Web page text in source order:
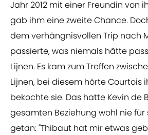
Jahr 2012 mit einer Freundin von
gab ihm eine zweite Chance.
dem verhängnisvollen Trip nach
passierte, was niemals hätte
Lijnen. Es kam zum Treffen
Lijnen, bei diesem hörte Courtois
bekochte sie. Das hatte Kevin de
gesamten Beziehung wohl nie für
getan: "Thibaut hat mir etwas